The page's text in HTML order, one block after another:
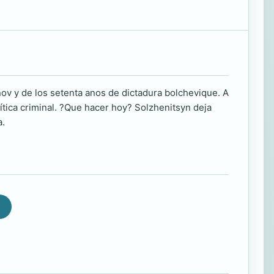
y de los setenta anos de dictadura bolchevique. A
criminal. ?Que hacer hoy? Solzhenitsyn deja